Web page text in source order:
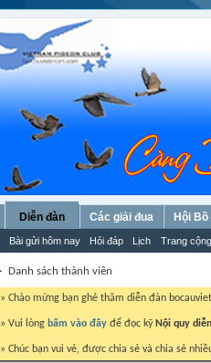
Diễn đàn
Bài gửi hôm nay Hỏi đáp Lịch Trang
Các giải đua Hội Bồ
Danh sách thành viên
» Chào mừng bạn ghé thăm diễn đàn
» Vui lòng bấm vào đây để đọc kỹ Nội quy
» Chúc bạn vui vẻ, được chia sẻ và chia sẻ